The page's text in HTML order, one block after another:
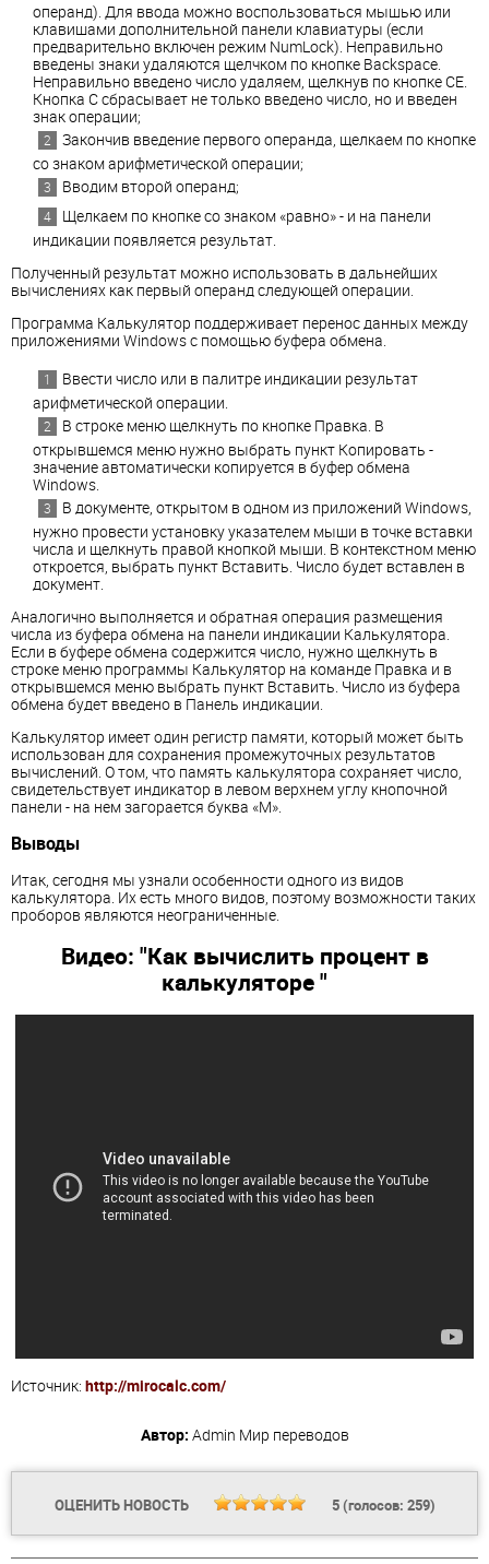
операнд). Для ввода можно воспользоваться мышью или
клавишами дополнительной панели клавиатуры (если
предварительно включен режим NumLock). Неправильно
введены знаки удаляются щелчком по кнопке Backspace.
Неправильно введено число удаляем, щелкнув по кнопке СЕ.
Кнопка С сбрасывает не только введено число, но и введен
знак операции;
Закончив введение первого операнда, щелкаем по кнопке
со знаком арифметической операции;
Вводим второй операнд;
Щелкаем по кнопке со знаком «равно» - и на панели
индикации появляется результат.
Полученный результат можно использовать в дальнейших
вычислениях как первый операнд следующей операции.
Программа Калькулятор поддерживает перенос данных между
приложениями Windows с помощью буфера обмена.
Ввести число или в палитре индикации результат
арифметической операции.
В строке меню щелкнуть по кнопке Правка. В
открывшемся меню нужно выбрать пункт Копировать -
значение автоматически копируется в буфер обмена
Windows.
В документе, открытом в одном из приложений Windows,
нужно провести установку указателем мыши в точке вставки
числа и щелкнуть правой кнопкой мыши. В контекстном меню
откроется, выбрать пункт Вставить. Число будет вставлен в
документ.
Аналогично выполняется и обратная операция размещения
числа из буфера обмена на панели индикации Калькулятора.
Если в буфере обмена содержится число, нужно щелкнуть в
строке меню программы Калькулятор на команде Правка и в
открывшемся меню выбрать пункт Вставить. Число из буфера
обмена будет введено в Панель индикации.
Калькулятор имеет один регистр памяти, который может быть
использован для сохранения промежуточных результатов
вычислений. О том, что память калькулятора сохраняет число,
свидетельствует индикатор в левом верхнем углу кнопочной
панели - на нем загорается буква «М».
Выводы
Итак, сегодня мы узнали особенности одного из видов
калькулятора. Их есть много видов, поэтому возможности таких
проборов являются неограниченные.
Видео: "Как вычислить процент в
калькуляторе "
Источник: http://mirocalc.com/
Автор: Admin Мир переводов
ОЦЕНИТЬ НОВОСТЬ 5(голосов: 259)